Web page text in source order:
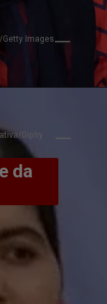
Getty Images
da
Giphy